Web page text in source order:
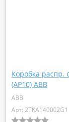
Коробка распр.
(AP10) ABB
ABB
Арт: 2TKA140002G1